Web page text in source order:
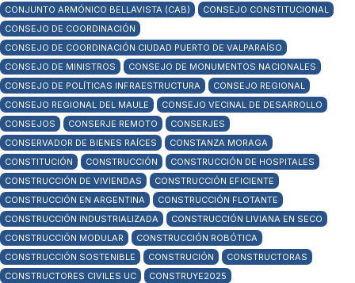
CONJUNTO ARMÓNICO BELLAVISTA (CAB)
CONSEJO CONSTITUCIONAL
CONSEJO DE COORDINACIÓN
CONSEJO DE COORDINACIÓN CIUDAD PUERTO DE VALPARAÍSO
CONSEJO DE MINISTROS
CONSEJO DE MONUMENTOS NACIONALES
CONSEJO DE POLÍTICAS INFRAESTRUCTURA
CONSEJO REGIONAL
CONSEJO REGIONAL DEL MAULE
CONSEJO VECINAL DE DESARROLLO
CONSEJOS
CONSERJE REMOTO
CONSERJES
CONSERVADOR DE BIENES RAÍCES
CONSTANZA MORAGA
CONSTITUCIÓN
CONSTRUCCIÓN
CONSTRUCCIÓN DE HOSPITALES
CONSTRUCCIÓN DE VIVIENDAS
CONSTRUCCIÓN EFICIENTE
CONSTRUCCIÓN EN ARGENTINA
CONSTRUCCIÓN FLOTANTE
CONSTRUCCIÓN INDUSTRIALIZADA
CONSTRUCCIÓN LIVIANA EN SECO
CONSTRUCCIÓN MODULAR
CONSTRUCCIÓN ROBÓTICA
CONSTRUCCIÓN SOSTENIBLE
CONSTRUCIÓN
CONSTRUCTORAS
CONSTRUCTORES CIVILES UC
CONSTRUYE2025